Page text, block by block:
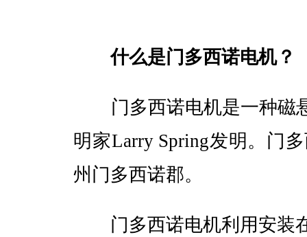
什么是门多西诺电机？
门多西诺电机是一种磁
明家Larry Spring发明。门
州门多西诺郡。
门多西诺电机利用安装